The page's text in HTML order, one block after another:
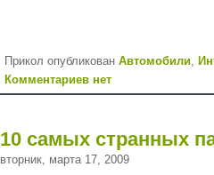
Прикол опубликован Автомобили,
Комментариев нет
10 самых странных
вторник, марта 17, 2009